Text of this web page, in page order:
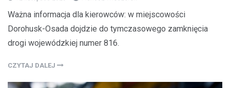
Ważna informacja dla kierowców: w miejscowości
Dorohusk-Osada dojdzie do tymczasowego zamknięcia
drogi wojewódzkiej numer 816.
CZYTAJ DALEJ